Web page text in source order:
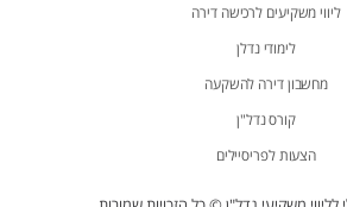
ליווי משקיעים לרכישה דירה
לימודי נדלן
מחשבון דירה להשקעה
קורס נדל"ן
הצעות לפריסיילים